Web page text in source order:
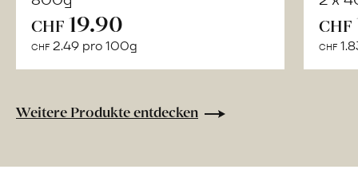
CHF 19.90
CHF 2.49 pro 100g
CHF
CHF
Weitere Produkte entdecken